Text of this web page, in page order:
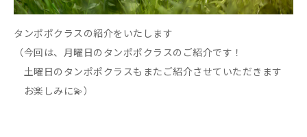
タンポポクラスの紹介をいたします
（今回は、月曜日のタンポポクラスのご紹介です！
土曜日のタンポポクラスもまたご紹介させていただきます
お楽しみに💫）